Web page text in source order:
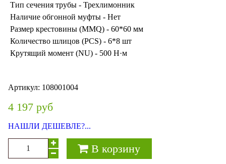
Тип сечения трубы - Трехлимонник
Наличие обгонной муфты - Нет
Размер крестовины (MMQ) - 60*60 мм
Количество шлицов (PCS) - 6*8 шт
Крутящий момент (NU) - 500 Н·м
Артикул: 108001004
4 197 руб
НАШЛИ ДЕШЕВЛЕ?...
В корзину